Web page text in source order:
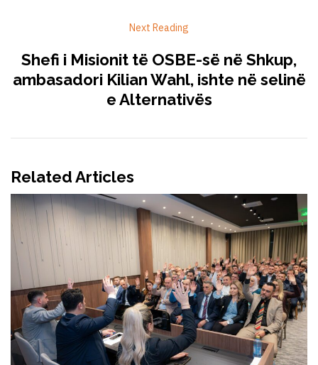
Next Reading
Shefi i Misionit të OSBE-së në Shkup,
ambasadori Kilian Wahl, ishte në selinë
e Alternativës
Related Articles